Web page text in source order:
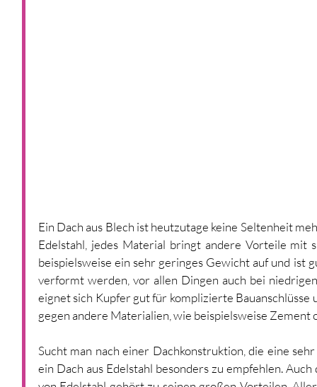
Ein Dach aus Blech ist heutzutage keine Seltenheit
Edelstahl, jedes Material bringt andere Vorteile mit
beispielsweise ein sehr geringes Gewicht auf und ist
verformt werden, vor allen Dingen auch bei
eignet sich Kupfer gut für komplizierte Bauanschlüsse
gegen andere Materialien, wie beispielsweise Zement
Sucht man nach einer Dachkonstruktion, die eine
ein Dach aus Edelstahl besonders zu empfehlen.